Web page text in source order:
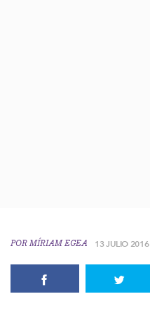
POR MÍRIAM EGEA 13 JULIO 2016